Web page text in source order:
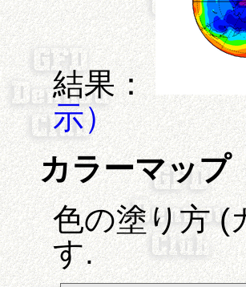
結果：
示）
カラーマップ
色の塗り方 (
す.